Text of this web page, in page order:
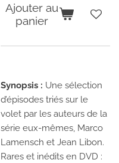
Ajouter au
panier
Synopsis : Une sélection
d’épisodes triés sur le
volet par les auteurs de la
série eux-mêmes, Marco
Lamensch et Jean Libon.
Rares et inédits en DVD :